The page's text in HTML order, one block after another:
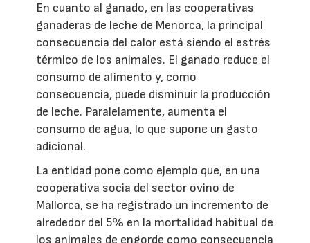
En cuanto al ganado, en las cooperativas
ganaderas de leche de Menorca, la principal
consecuencia del calor está siendo el estrés
térmico de los animales. El ganado reduce el
consumo de alimento y, como
consecuencia, puede disminuir la producción
de leche. Paralelamente, aumenta el
consumo de agua, lo que supone un gasto
adicional.
La entidad pone como ejemplo que, en una
cooperativa socia del sector ovino de
Mallorca, se ha registrado un incremento de
alrededor del 5% en la mortalidad habitual de
los animales de engorde como consecuencia